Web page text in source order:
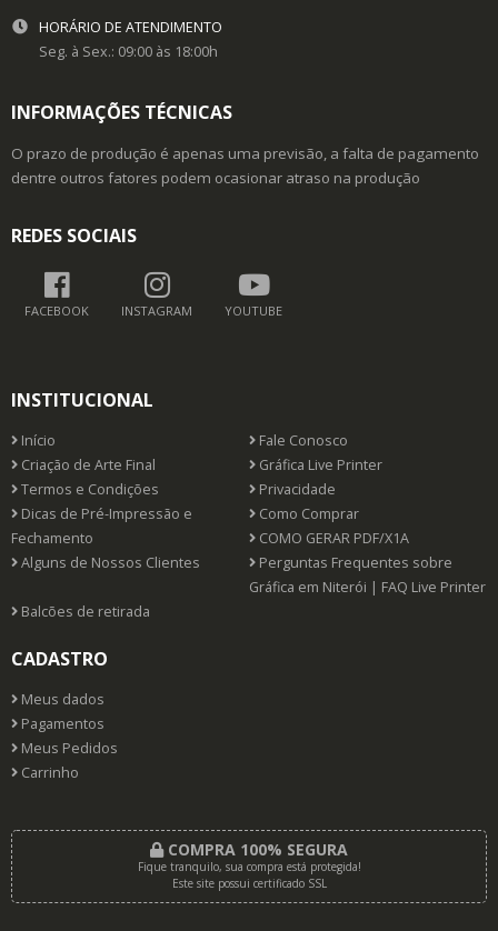
HORÁRIO DE ATENDIMENTO
Seg. à Sex.: 09:00 às 18:00h
INFORMAÇÕES TÉCNICAS
O prazo de produção é apenas uma previsão, a falta de pagamento
dentre outros fatores podem ocasionar atraso na produção
REDES SOCIAIS
FACEBOOK INSTAGRAM YOUTUBE
INSTITUCIONAL
Início
Fale Conosco
Criação de Arte Final
Gráfica Live Printer
Termos e Condições
Privacidade
Dicas de Pré-Impressão e
Fechamento
Como Comprar
COMO GERAR PDF/X1A
Alguns de Nossos Clientes
Perguntas Frequentes sobre
Gráfica em Niterói | FAQ Live Printer
Balcões de retirada
CADASTRO
Meus dados
Pagamentos
Meus Pedidos
Carrinho
COMPRA 100% SEGURA
Fique tranquilo, sua compra está protegida!
Este site possui certificado SSL